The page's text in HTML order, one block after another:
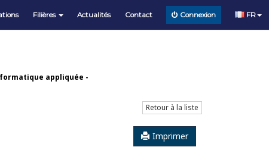
Filières Actualités Contact Connexion FR
appliquée -
Retour à la liste
Imprimer